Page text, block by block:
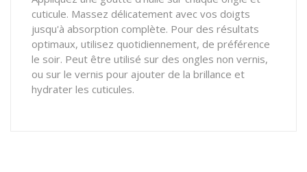
cuticule. Massez délicatement avec vos doigts
jusqu'à absorption complète. Pour des résultats
optimaux, utilisez quotidiennement, de préférence
le soir. Peut être utilisé sur des ongles non vernis,
ou sur le vernis pour ajouter de la brillance et
hydrater les cuticules.